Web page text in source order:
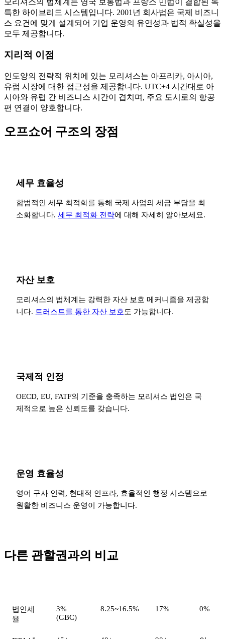
특한 하이브리드 시스템입니다. 2001년 회사법은 국제 비즈니
스 요건에 맞게 설계되어 기업 운영의 유연성과 법적 확실성을
모두 제공합니다.
지리적 이점
인도양의 전략적 위치에 있는 모리셔스는 아프리카, 아시아,
유럽 시장에 대한 접근성을 제공합니다. UTC+4 시간대로 아
시아와 유럽 간 비즈니스 시간이 겹치며, 주요 도시로의 항공
편 연결이 양호합니다.
오프쇼어 구조의 장점
세무 효율성
합법적인 세무 최적화를 통해 국제 사업의 세금 부담을 최
소화합니다. 세무 최적화 전략에 대해 자세히 알아보세요.
자산 보호
모리셔스의 법체계는 강력한 자산 보호 메커니즘을 제공합
니다. 트러스트를 통한 자산 보호 도 가능합니다.
국제적 인정
OECD, EU, FATF의 기준을 충족하는 모리셔스 법인은 국
제적으로 높은 신뢰도를 갖습니다.
운영 효율성
영어 구사 인력, 현대적 인프라, 효율적인 행정 시스템으로
원활한 비즈니스 운영이 가능합니다.
다른 관할권과의 비교
법인세
율
3%
(GBC)
8.25~16.5% 17% 0%